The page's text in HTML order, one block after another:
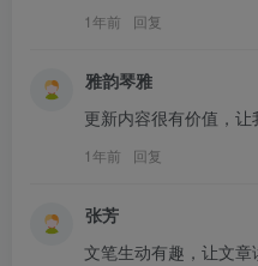
1年前 回复
雅韵琴雅
更新内容很有价值，让
1年前 回复
张芳
文笔生动有趣，让文章